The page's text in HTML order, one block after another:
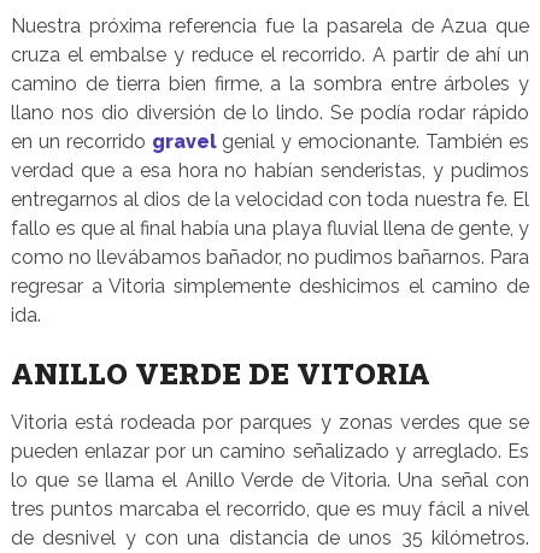
Nuestra próxima referencia fue la pasarela de Azua que
cruza el embalse y reduce el recorrido. A partir de ahí un
camino de tierra bien firme, a la sombra entre árboles y
llano nos dio diversión de lo lindo. Se podía rodar rápido
en un recorrido gravelgenial y emocionante. También es
verdad que a esa hora no habían senderistas, y pudimos
entregarnos al dios de la velocidad con toda nuestra fe. El
fallo es que al final había una playa fluvial llena de gente, y
como no llevábamos bañador, no pudimos bañarnos. Para
regresar a Vitoria simplemente deshicimos el camino de
ida.
ANILLO VERDE DE VITORIA
Vitoria está rodeada por parques y zonas verdes que se
pueden enlazar por un camino señalizado y arreglado. Es
lo que se llama el Anillo Verde de Vitoria. Una señal con
tres puntos marcaba el recorrido, que es muy fácil a nivel
de desnivel y con una distancia de unos 35 kilómetros.